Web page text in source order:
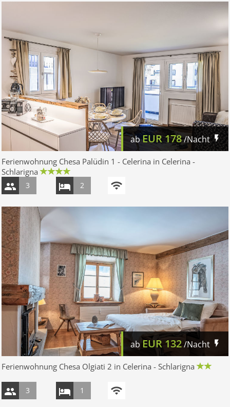
abEUR178/Nacht
Ferienwohnung Chesa Palüdin 1 - Celerina in Celerina -
Schlarigna
3 2
abEUR 132/Nacht
Ferienwohnung Chesa Olgiati 2 in Celerina - Schlarigna
3 1